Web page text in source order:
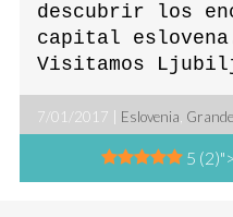
descubrir los
capital eslovena.
Visitamos
7/01/2017 | Eslovenia
5 (2)